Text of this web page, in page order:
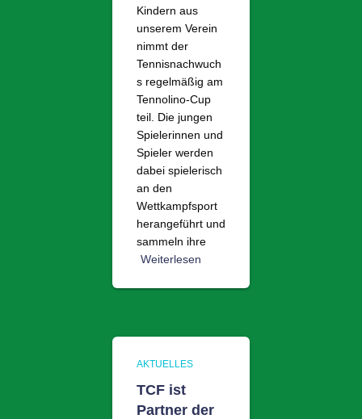
Kindern aus
unserem Verein
nimmt der
Tennisnachwuch
s regelmäßig am
Tennolino-Cup
teil. Die jungen
Spielerinnen und
Spieler werden
dabei spielerisch
an den
Wettkampfsport
herangeführt und
sammeln ihre
Weiterlesen
AKTUELLES
TCF ist
Partner der